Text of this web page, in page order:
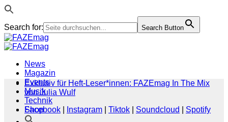
Search for: Search Button
Zum
Inhalt
News
Magazin
Events
Musik
Technik
Shop
Exklusiv für Heft-Leser*innen: FAZEmag In The Mix
von Julia Wulf
Facebook
Instagram Tiktok Soundcloud
Spotify